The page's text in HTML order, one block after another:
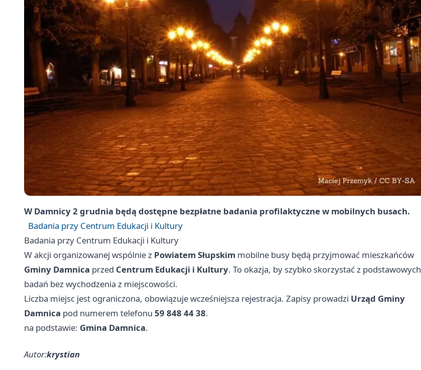
W Damnicy 2 grudnia będą dostępne bezpłatne badania profilaktyczne w mobilnych busach.
Badania przy Centrum Edukacji i Kultury
Badania przy Centrum Edukacji i Kultury
W akcji organizowanej wspólnie z Powiatem Słupskim mobilne busy będą przyjmować mieszkańców
Gminy Damnica przed Centrum Edukacji i Kultury. To okazja, by szybko skorzystać z podstawowych
badań bez wychodzenia z miejscowości.
Liczba miejsc jest ograniczona, obowiązuje wcześniejsza rejestracja. Zapisy prowadzi Urząd Gminy
Damnica pod numerem telefonu 59 848 44 38.
na podstawie: Gmina Damnica.
Autor:krystian